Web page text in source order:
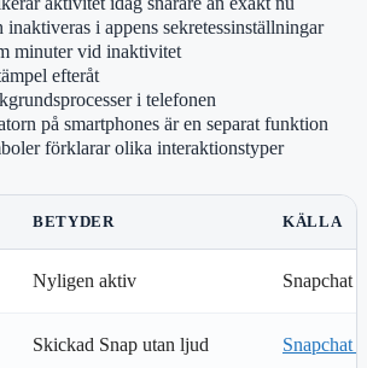
i appens sekretessinställningar
minuter vid inaktivitet
efteråt
i telefonen
på smartphones är en separat funktion
förklarar olika interaktionstyper
BETYDER KÄLLA
Nyligen aktiv Snapchat
Skickad Snap utan ljud Snapchat